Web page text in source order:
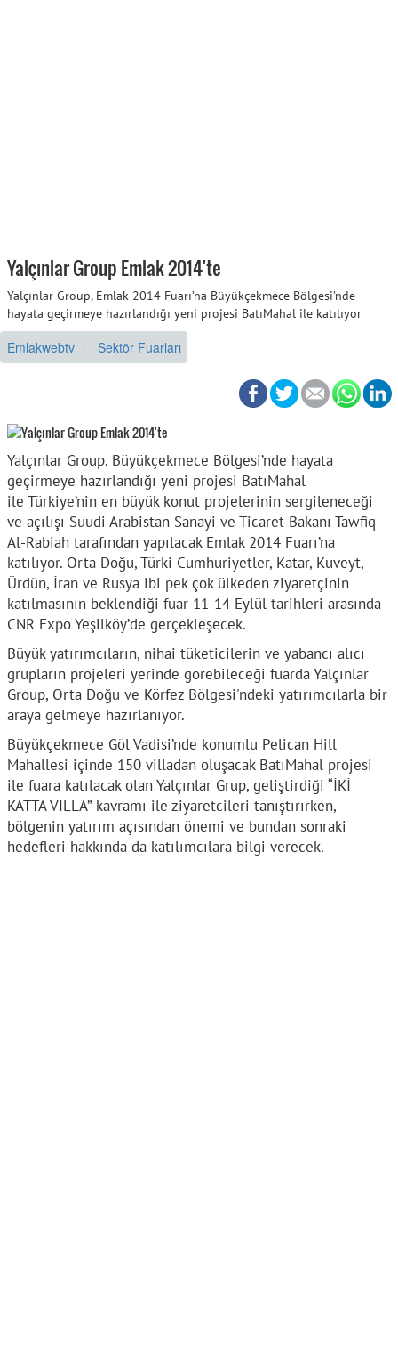
Yalçınlar Group Emlak 2014'te
Yalçınlar Group, Emlak 2014 Fuarı’na Büyükçekmece Bölgesi’nde
hayata geçirmeye hazırlandığı yeni projesi BatıMahal ile katılıyor
Emlakwebtv Sektör Fuarları
Yalçınlar Group, Büyükçekmece Bölgesi’nde hayata
geçirmeye hazırlandığı yeni projesi BatıMahal
ile Türkiye’nin en büyük konut projelerinin sergileneceği
ve açılışı Suudi Arabistan Sanayi ve Ticaret Bakanı Tawfiq
Al-Rabiah tarafından yapılacak Emlak 2014 Fuarı’na
katılıyor. Orta Doğu, Türki Cumhuriyetler, Katar, Kuveyt,
Ürdün, İran ve Rusya ibi pek çok ülkeden ziyaretçinin
katılmasının beklendiği fuar 11-14 Eylül tarihleri arasında
CNR Expo Yeşilköy’de gerçekleşecek.
Büyük yatırımcıların, nihai tüketicilerin ve yabancı alıcı
grupların projeleri yerinde görebileceği fuarda Yalçınlar
Group, Orta Doğu ve Körfez Bölgesi'ndeki yatırımcılarla bir
araya gelmeye hazırlanıyor.
Büyükçekmece Göl Vadisi’nde konumlu Pelican Hill
Mahallesi içinde 150 villadan oluşacak BatıMahal projesi
ile fuara katılacak olan Yalçınlar Grup, geliştirdiği “İKİ
KATTA VİLLA” kavramı ile ziyaretcileri tanıştırırken,
bölgenin yatırım açısından önemi ve bundan sonraki
hedefleri hakkında da katılımcılara bilgi verecek.